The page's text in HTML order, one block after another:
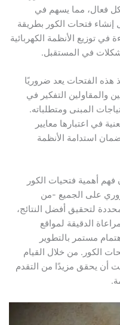
مما يسهم في
الكور بطريقة
الأنظمة الكهربائية
في المستقبل.
يعد ضروريًا
التفكير في
ومتطلباته.
معايير
الأنظمة
فتحيات الكور
الجميع -من
أفضل النتائج،
لمواقع
بالتطوير
من خلال القيام
مزيدًا من التقدم